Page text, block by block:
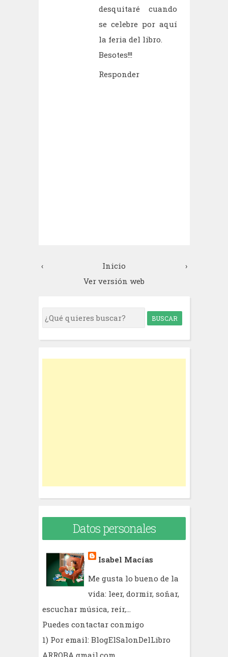
desquitaré cuando
se celebre por aquí
la feria del libro.
Besotes!!!
Responder
‹ ›
Inicio
Ver versión web
S
e
r
Datos personales
Isabel Macías
Me gusta lo bueno de la
vida: leer, dormir, soñar,
escuchar música, reír,...
Puedes contactar conmigo
1) Por email: BlogElSalonDelLibro